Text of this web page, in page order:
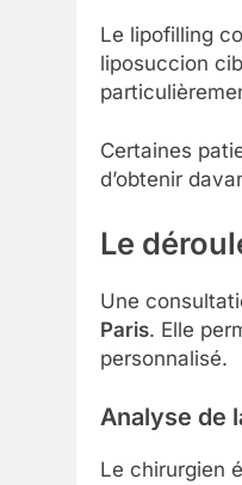
Le lipofilling
liposuccion
Certaines
d’obtenir
Le
Une
Paris. Elle
personnalisé.
Analyse de
Le chirurgien